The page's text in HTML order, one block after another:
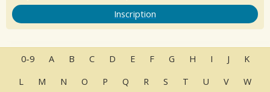
Inscription
0-9 A B C D E F G H I J
K
L
M N O P Q R S T U V W